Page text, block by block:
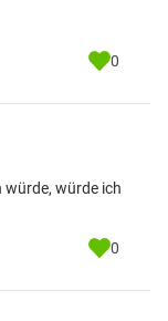
0
würde, würde ich
0